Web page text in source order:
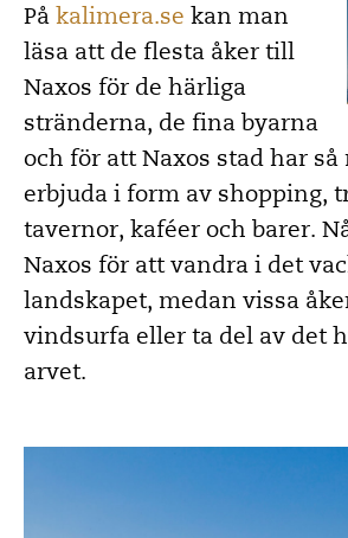
På kalimera.se kan man
läsa att de flesta åker till
Naxos för de härliga
stränderna, de fina byarna
och för att Naxos stad har
erbjuda i form av shopping,
tavernor, kaféer och barer.
Naxos för att vandra i det
landskapet, medan vissa
vindsurfa eller ta del av det
arvet.